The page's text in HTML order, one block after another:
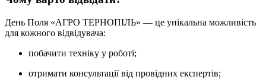
День Поля «АГРО ТЕРНОПІЛЬ» — це унікальна можливість
для кожного відвідувача:
побачити техніку у роботі;
отримати консультації від провідних експертів;